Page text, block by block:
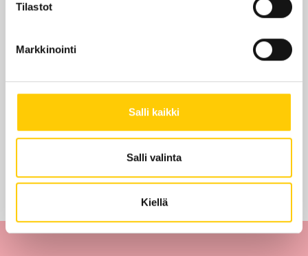
Tilastot
Markkinointi
Salli kaikki
Salli valinta
Kiellä
KATSO POHJAKARTALLA
Edut ja tarjoukset
Tarjouksia ei löytynyt